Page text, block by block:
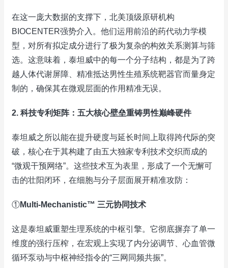
在这一庞大数据的支撑下，北美顶级原研机构
BIOCENTER强势介入。他们运用前沿的药代动力学模
型，对所有拟定成分进行了极为复杂的构效关系测算与筛
选。这意味着，泰坦威中的每一个分子结构，都是为了跨
越人体代谢屏障、精准抵达男性生殖系统靶器官而量身定
制的，确保其在微观层面的作用精准无误。
2. 科技专利矩阵：五大核心壁垒重铸男性巅峰硬件
泰坦威之所以能在提升硬度与延长时间上取得跨代际的突
破，核心在于其构建了由五大独家专利技术交织而成的
“微观干预网络”。这些技术互为表里，形成了一个无懈可
击的壮阳闭环，在细胞与分子层面展开精准攻防：
①Multi-Mechanistic™ 三元协同技术
这是泰坦威重塑生理系统的中枢引擎。它彻底摒弃了单一
维度的强行压榨，在宏观上实现了内分泌调节、心血管微
循环泵动与中枢神经指令的“三网同频共振”。